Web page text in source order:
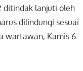
ditindak lanjuti oleh
dilindungi sesuai
wartawan, Kamis 6